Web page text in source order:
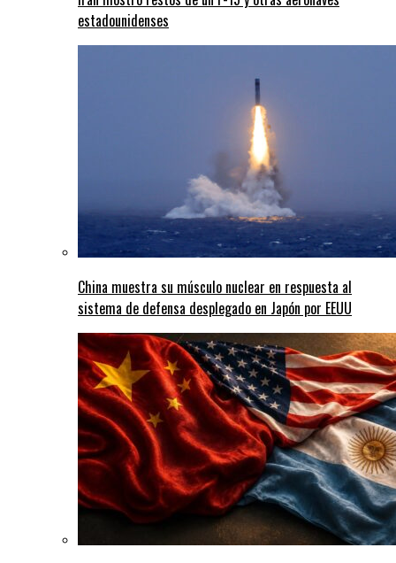
estadounidenses
China muestra su músculo nuclear en respuesta al
sistema de defensa desplegado en Japón por EEUU